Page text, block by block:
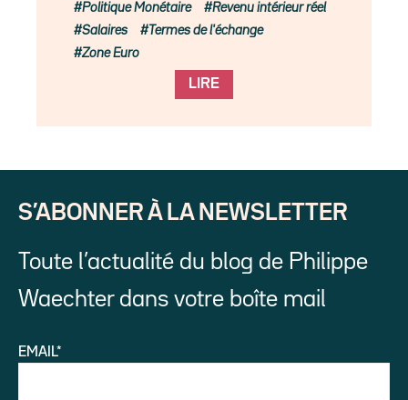
LIRE
Politique Monétaire
Revenu intérieur réel
Salaires
Termes de l'échange
Zone Euro
S’ABONNER À LA NEWSLETTER
Toute l’actualité du blog de Philippe
Waechter dans votre boîte mail
EMAIL*